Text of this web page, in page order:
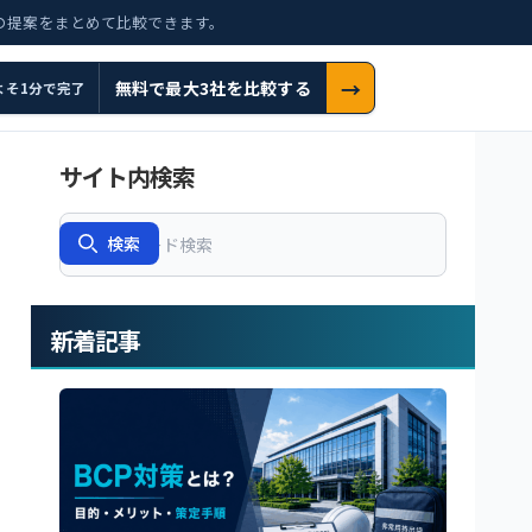
案をまとめて比較できます。
そ1分で完了 無料で最大3社を比較する →
サイト内検索
Search
検索
新着記事